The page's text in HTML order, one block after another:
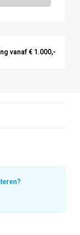
vanaf € 1.000,-